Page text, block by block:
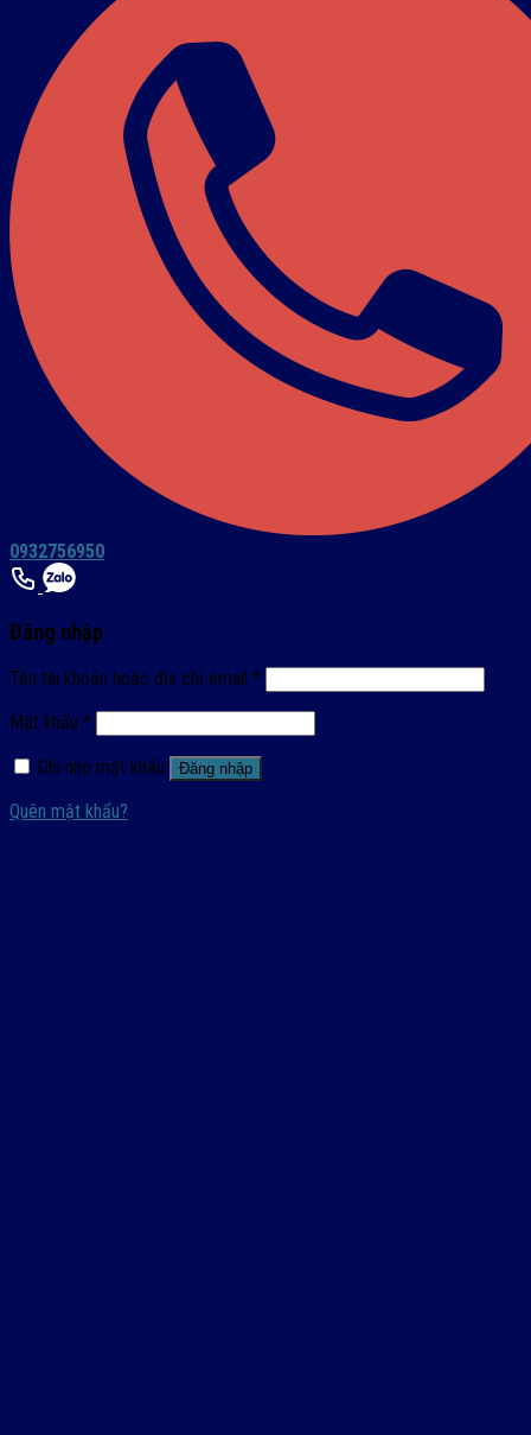
0932756950
Đăng nhập
Tên tài khoản hoặc địa chỉ email *
Mật khẩu *
Ghi nhớ mật khẩu
Đăng nhập
Quên mật khẩu?